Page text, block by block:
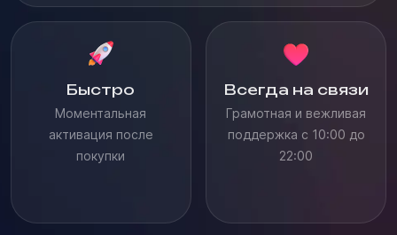
Быстро
Моментальная
активация после
покупки
Всегда на связи
Грамотная и вежливая
поддержка с 10:00 до
22:00